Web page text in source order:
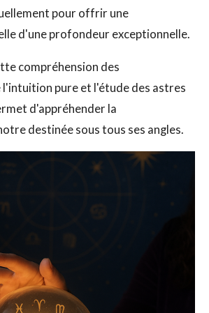
pour offrir une
d'une profondeur exceptionnelle.
compréhension des
l'intuition pure et l'étude des astres
d'appréhender la
destinée sous tous ses angles.